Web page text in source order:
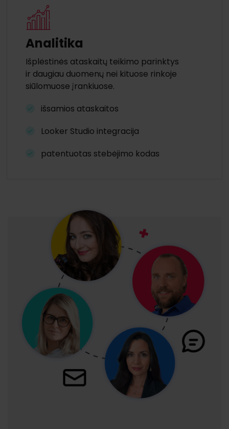
Analitika
Išplėstinės ataskaitų teikimo parinktys
ir daugiau duomenų nei kituose rinkoje
siūlomuose įrankiuose.
išsamios ataskaitos
Looker Studio integracija
patentuotas stebėjimo kodas